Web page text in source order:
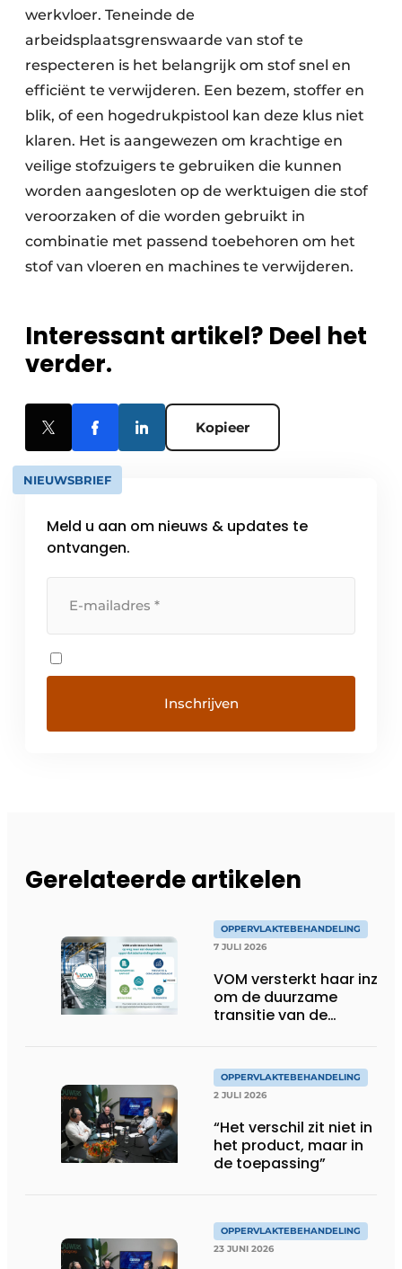
werkvloer. Teneinde de
arbeidsplaatsgrenswaarde van stof te
respecteren is het belangrijk om stof snel en
efficiënt te verwijderen. Een bezem, stoffer en
blik, of een hogedrukpistool kan deze klus niet
klaren. Het is aangewezen om krachtige en
veilige stofzuigers te gebruiken die kunnen
worden aangesloten op de werktuigen die stof
veroorzaken of die worden gebruikt in
combinatie met passend toebehoren om het
stof van vloeren en machines te verwijderen.
Interessant artikel? Deel het
verder.
Kopieer
NIEUWSBRIEF
Meld u aan om nieuws & updates te
ontvangen.
Gerelateerde artikelen
OPPERVLAKTEBEHANDELING
7 JULI 2026
VOM versterkt haar inzet
om de duurzame
transitie van de
OPPERVLAKTEBEHANDELING
2 JULI 2026
“Het verschil zit niet in
het product, maar in
de toepassing”
OPPERVLAKTEBEHANDELING
23 JUNI 2026